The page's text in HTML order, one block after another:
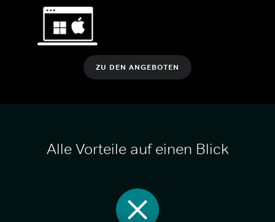
ZU DEN ANGEBOTEN
Alle Vorteile auf einen Blick